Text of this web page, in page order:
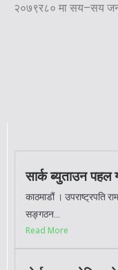
२०७९र८० मा सय–सय
सार्क ब्युताउन पहल
काठमाडौं । उपराष्ट्रपति
सङ्गठन...
Read More